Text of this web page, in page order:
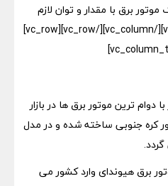
برق با مقدار و توان لازم
خریداری کرد.[/vc_column_text][/vc_column][/vc_row][vc_row]
دوام ترین موتور برق ها در بازار
کره جنوبی ساخته شده و در مدل
برق هیوندای وارد کشور می